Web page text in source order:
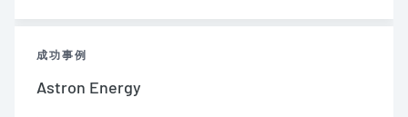
成功事例
Astron Energy